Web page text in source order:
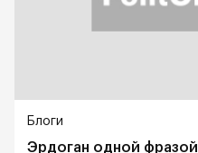
Блоги
Эрдоган одной